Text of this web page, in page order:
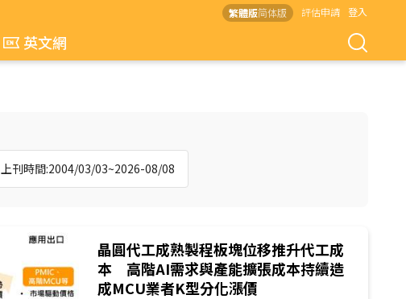
繁體版简体版 評估申請 登入
英文網
上刊時間:2004/03/03~2026-08/08
晶圓代工成熟製程板塊位移推升代工成
本 高階AI需求與產能擴張成本持續造
成MCU業者K型分化漲價